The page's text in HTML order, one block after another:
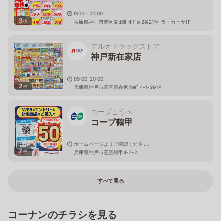
3枚
9:00～20:00
兵庫県神戸市灘区友田町4丁目2番21号 ラ・カーサ1F
2枚
アルカドラッグストア
神戸新在家店
09:00-20:00
兵庫県神戸市灘区新在家南町 4-1-391F
7枚
コープこうべ
コープ鶴甲
ホームページよりご確認ください。
兵庫県神戸市灘区鶴甲4-7-2
すべて見る
コーナンのチラシを見る